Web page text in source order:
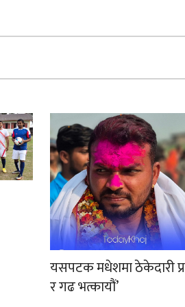
यसपटक मधेशमा ठेकेदारी
र गढ भत्कायौं’